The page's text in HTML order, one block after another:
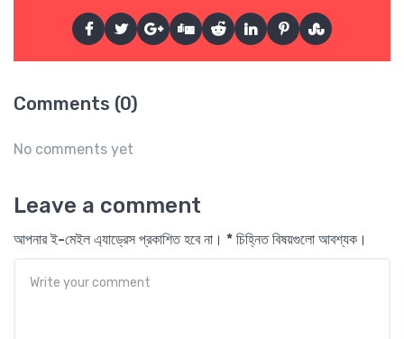
Comments (0)
No comments yet
Leave a comment
আপনার ই-মেইল এ্যাড্রেস প্রকাশিত হবে না। * চিহ্নিত বিষয়গুলো আবশ্যক।